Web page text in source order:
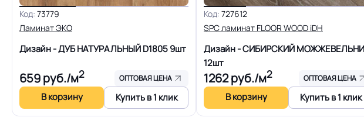
Форма поставки и мин. партии
Способ укладки
На клей для линолеума марок: EUROBASE
EUROPROF 522 контакт / EUROPROF
Код: 73779
Ламинат ЭКО
Дизайн - ДУБ НАТУРАЛЬНЫЙ D18059шт
659руб./м2 ОПТОВАЯ ЦЕНА
В корзину Купить в 1 клик
Код: 727612
SPC ламинат FLOOR WOOD iDH
Дизайн - СИБИРСКИЙ
12шт
1262руб./м2 ОПТОВАЯ ЦЕНА
В корзину Купить в 1 клик